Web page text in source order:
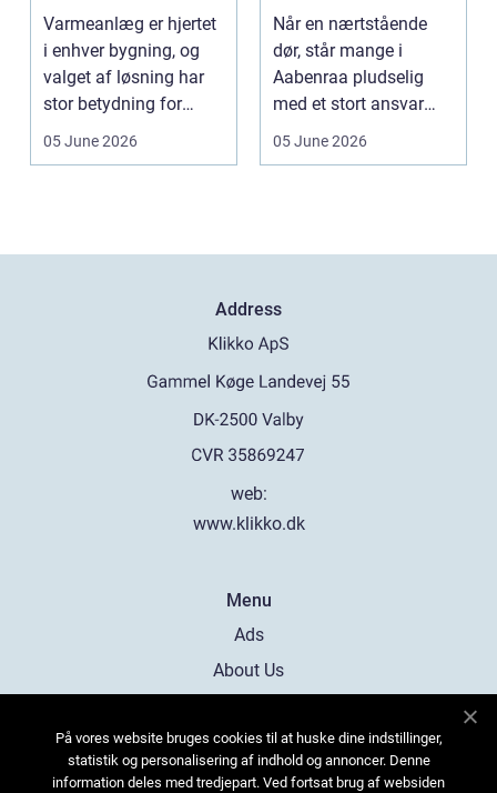
energiregning
Varmeanlæg er hjertet
i enhver bygning, og
valget af løsning har
stor betydning for
b&a...
05 June 2026
værdig afsked
Når en nærtstående
dør, står mange i
Aabenraa pludselig
med et stort ansvar
midt i sorgen.
05 June 2026
Address
web:
www.klikko.dk
Menu
Ads
About Us
Contact
Sitemap
På vores website bruges cookies til at huske dine indstillinger,
statistik og personalisering af indhold og annoncer. Denne
information deles med tredjepart. Ved fortsat brug af websiden